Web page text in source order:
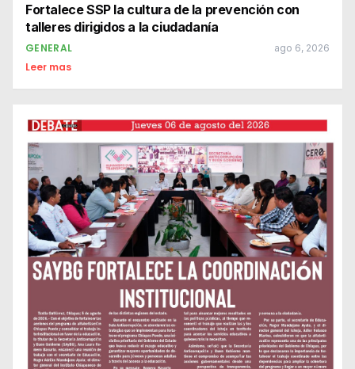
Fortalece SSP la cultura de la prevención con
talleres dirigidos a la ciudadanía
GENERAL ago 6, 2026
Leer mas